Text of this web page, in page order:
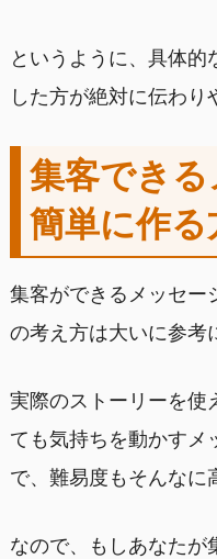
というように、具体的
した方が絶対に伝わり
集客でき
簡単に作る
集客ができるメッセー
の考え方は大いに参考
実際のストーリーを使
ても気持ちを動かすメ
で、難易度もそんなに
なので、もしあなたが